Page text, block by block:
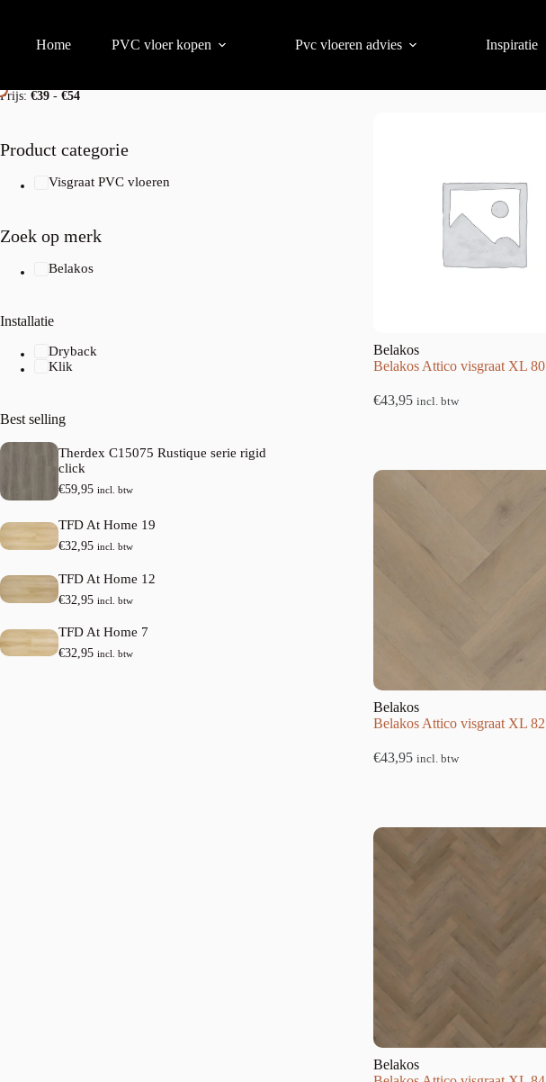
Home PVC vloer kopen Pvc vloeren advies Inspiratie
Belakos
Belakos Attico visgraat XL 80
€43,95 incl. btw
Belakos
Belakos Attico visgraat XL 82
€43,95 incl. btw
Belakos
Prijs: €39 - €54
Product categorie
Visgraat PVC vloeren
Zoek op merk
Belakos
Installatie
Dryback
Klik
Best selling
Therdex C15075 Rustique serie rigid
click
€59,95 incl. btw
TFD At Home 19
€32,95 incl. btw
TFD At Home 12
€32,95 incl. btw
TFD At Home 7
€32,95 incl. btw